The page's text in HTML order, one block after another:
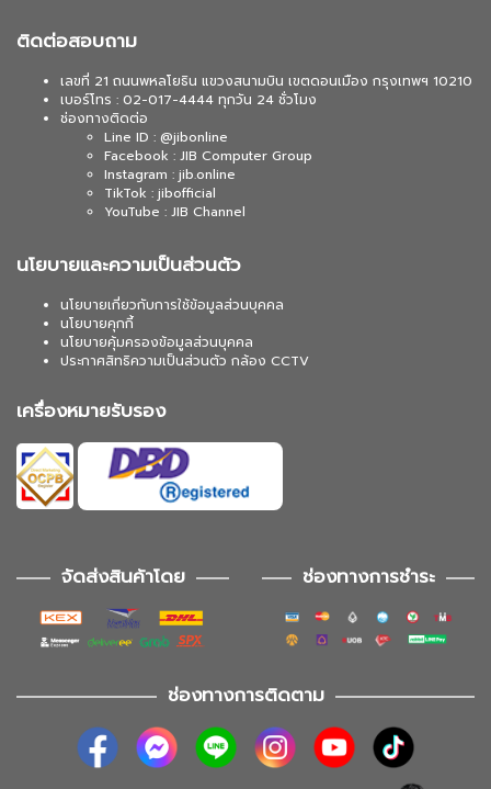
ติดต่อสอบถาม
เลขที่ 21 ถนนพหลโยธิน แขวงสนามบิน เขตดอนเมือง กรุงเทพฯ 10210
เบอร์โทร : 02-017-4444 ทุกวัน 24 ชั่วโมง
ช่องทางติดต่อ
Line ID : @jibonline
Facebook : JIB Computer Group
Instagram : jib.online
TikTok : jibofficial
YouTube : JIB Channel
นโยบายและความเป็นส่วนตัว
นโยบายเกี่ยวกับการใช้ข้อมูลส่วนบุคคล
นโยบายคุกกี้
นโยบายคุ้มครองข้อมูลส่วนบุคคล
ประกาศสิทธิความเป็นส่วนตัว กล้อง CCTV
เครื่องหมายรับรอง
จัดส่งสินค้าโดย ช่องทางการชำระ
ช่องทางการติดตาม